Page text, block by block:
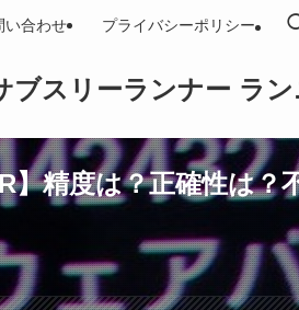
ブスリーランナー ラ
い合わせ プライバシーポリシー
精度は？正確性は？